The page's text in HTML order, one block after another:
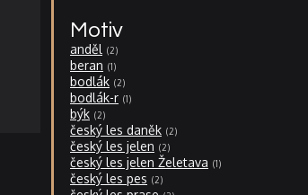
Motiv
anděl 2
beran 1
bodlák 2
bodlák-r 1
býk 2
český les daněk 2
český les jelen 2
český les jelen Želetava 1
český les pes 2